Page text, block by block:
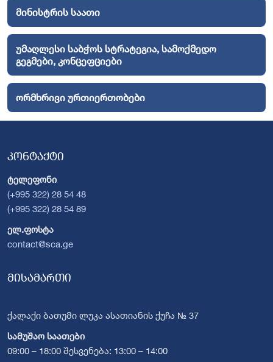
მინისტრის საათი
უმაღლესი საბჭოს სტრატეგია, სამოქმედო
გეგმები, კონცეფციები
ორმხრივი ურთიერთობები
კონტაქტი
ტელეფონი
(+995 322) 28 54 48
(+995 322) 28 54 89
ელ.ფოსტა
contact@sca.ge
მისამართი
ქალაქი ბათუმი ლუკა ასათიანის ქუჩა № 37
სამუშაო საათები
09:00 – 18:00 შესვენება: 13:00 – 14:00